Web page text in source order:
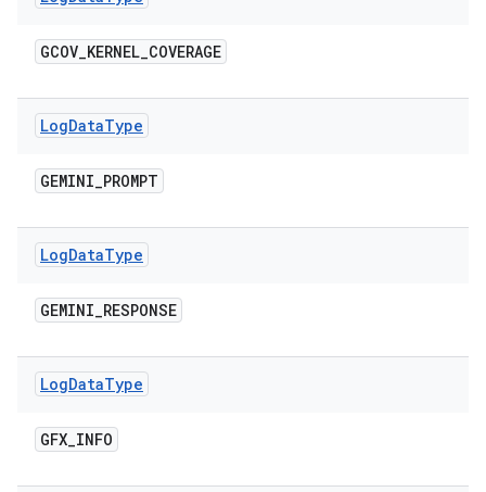
GCOV_KERNEL_COVERAGE
LogDataType
GEMINI_PROMPT
LogDataType
GEMINI_RESPONSE
LogDataType
GFX_INFO